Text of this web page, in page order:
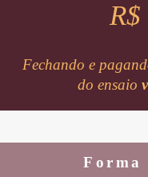
Fechando e
do ensaio
Forma